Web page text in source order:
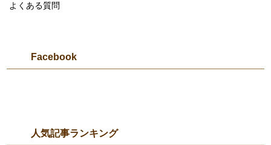
よくある質問
Facebook
人気記事ランキング